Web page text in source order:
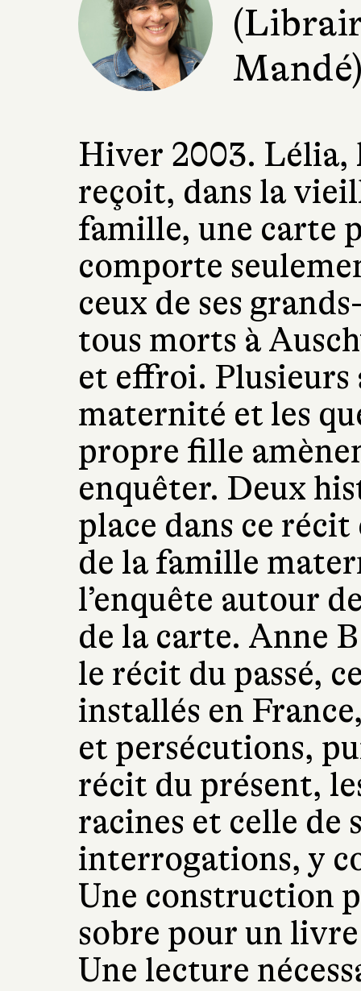
Hiver 2003. Lélia,
reçoit, dans la
famille, une carte
comporte
ceux de ses
tous morts à
et effroi. Plusieurs
maternité et les
propre fille
enquêter. Deux
place dans ce
de la famille
l’enquête autour
de la carte. Anne
le récit du passé,
installés en
et persécutions,
récit du présent,
racines et celle de
interrogations, y
Une construction
sobre pour un
Une lecture